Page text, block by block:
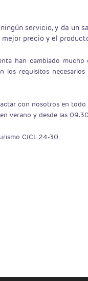
servicio, y da
precio y el
han cambiado
los requisitos
con nosotros en
verano y desde las
CICL 24-30